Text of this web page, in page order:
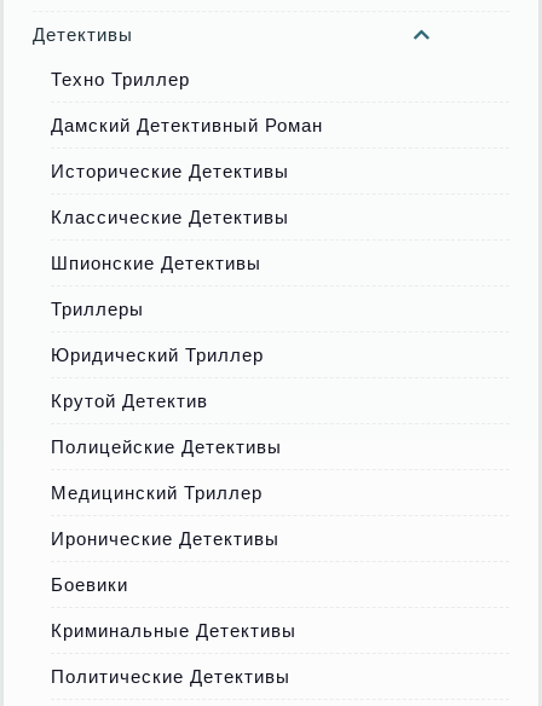
Детективы
Техно Триллер
Дамский Детективный Роман
Исторические Детективы
Классические Детективы
Шпионские Детективы
Триллеры
Юридический Триллер
Крутой Детектив
Полицейские Детективы
Медицинский Триллер
Иронические Детективы
Боевики
Криминальные Детективы
Политические Детективы